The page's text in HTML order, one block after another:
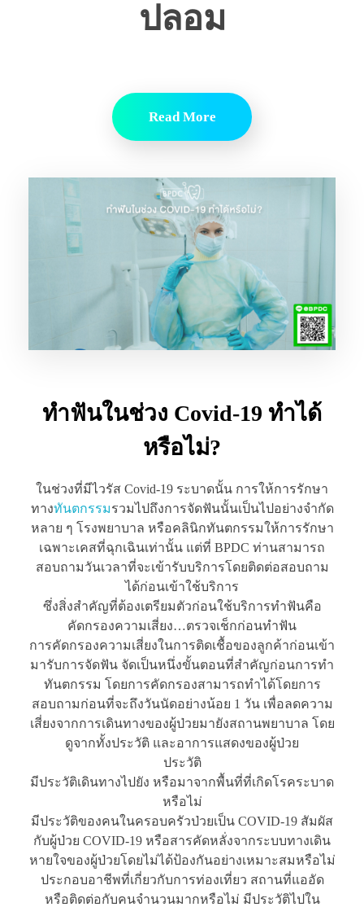
ปลอม
Read More
ทำฟันในช่วง Covid-19 ทำได้
หรือไม่?
ในช่วงที่มีไวรัส Covid-19 ระบาดนั้น การให้การรักษา
ทางทันตกรรมรวมไปถึงการจัดฟันนั้นเป็นไปอย่างจำกัด
หลาย ๆ โรงพยาบาล หรือคลินิกทันตกรรมให้การรักษา
เฉพาะเคสที่ฉุกเฉินเท่านั้น แต่ที่ BPDC ท่านสามารถ
สอบถามวันเวลาที่จะเข้ารับบริการโดยติดต่อสอบถาม
ได้ก่อนเข้าใช้บริการ
ซึ่งสิ่งสำคัญที่ต้องเตรียมตัวก่อนใช้บริการทำฟันคือ
คัดกรองความเสี่ยง…ตรวจเช็กก่อนทำฟัน
การคัดกรองความเสี่ยงในการติดเชื้อของลูกค้าก่อนเข้า
มารับการจัดฟัน จัดเป็นหนึ่งขั้นตอนที่สำคัญก่อนการทำ
ทันตกรรม โดยการคัดกรองสามารถทำได้โดยการ
สอบถามก่อนที่จะถึงวันนัดอย่างน้อย 1 วัน เพื่อลดความ
เสี่ยงจากการเดินทางของผู้ป่วยมายังสถานพยาบาล โดย
ดูจากทั้งประวัติ และอาการแสดงของผู้ป่วย
ประวัติ
มีประวัติเดินทางไปยัง หรือมาจากพื้นที่ที่เกิดโรคระบาด
หรือไม่
มีประวัติของคนในครอบครัวป่วยเป็น COVID-19 สัมผัส
กับผู้ป่วย COVID-19 หรือสารคัดหลั่งจากระบบทางเดิน
หายใจของผู้ป่วยโดยไม่ได้ป้องกันอย่างเหมาะสมหรือไม่
ประกอบอาชีพที่เกี่ยวกับการท่องเที่ยว สถานที่แออัด
หรือติดต่อกับคนจำนวนมากหรือไม่ มีประวัติไปใน